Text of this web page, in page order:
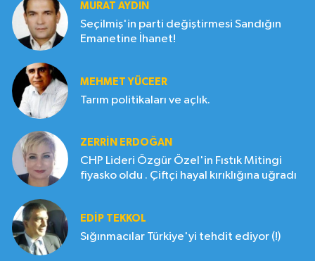
MURAT AYDIN
Seçilmiş'in parti değiştirmesi Sandığın
Emanetine İhanet!
MEHMET YÜCEER
Tarım politikaları ve açlık.
ZERRIN ERDOĞAN
CHP Lideri Özgür Özel'in Fıstık Mitingi
fiyasko oldu . Çiftçi hayal kırıklığına uğradı
EDIP TEKKOL
Sığınmacılar Türkiye'yi tehdit ediyor (!)